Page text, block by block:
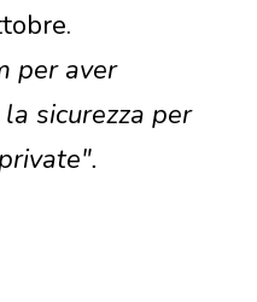
per aver
sicurezza per